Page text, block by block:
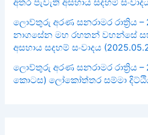
අතර පැවැති අසහාය සදහම්
ලොව්තුරු අරණ සනරාමර රාත්‍රිය –
නාගසේන මහ රහතන් වහන්සේ සහ
අසහාය සදහම් සංවාදය
ලොව්තුරු අරණ සනරාමර රාත්‍රිය –
කොටස) ලෝකෝත්තර සම්මා දිට්ඨිය